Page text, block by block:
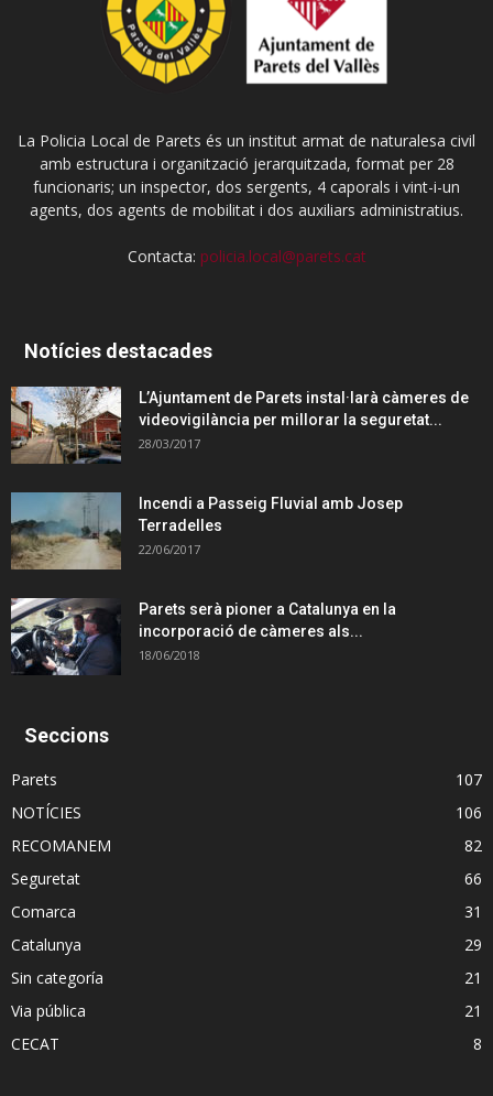
La Policia Local de Parets és un institut armat de naturalesa civil
amb estructura i organització jerarquitzada, format per 28
funcionaris; un inspector, dos sergents, 4 caporals i vint-i-un
agents, dos agents de mobilitat i dos auxiliars administratius.
Contacta: policia.local@parets.cat
Notícies destacades
L’Ajuntament de Parets instal·larà càmeres de
videovigilància per millorar la seguretat...
28/03/2017
Incendi a Passeig Fluvial amb Josep
Terradelles
22/06/2017
Parets serà pioner a Catalunya en la
incorporació de càmeres als...
18/06/2018
Seccions
Parets
107
NOTÍCIES
106
RECOMANEM
82
Seguretat
66
Comarca
31
Catalunya
29
Sin categoría
21
Via pública
21
CECAT
8